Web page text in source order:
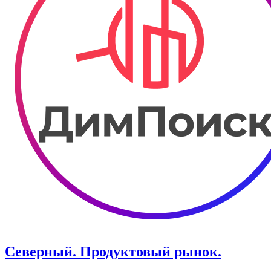
Северный. Продуктовый рынок.